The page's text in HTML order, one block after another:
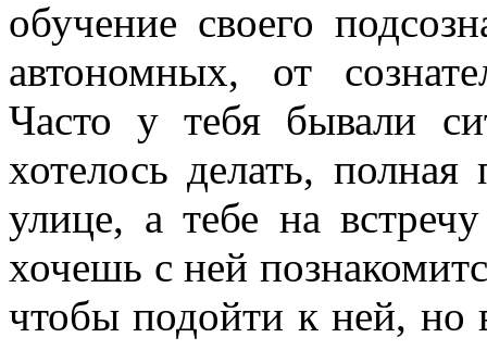
обучение своего
автономных, от
Часто у тебя бывали
хотелось делать,
улице, а тебе на
хочешь с ней
чтобы подойти к ней, но